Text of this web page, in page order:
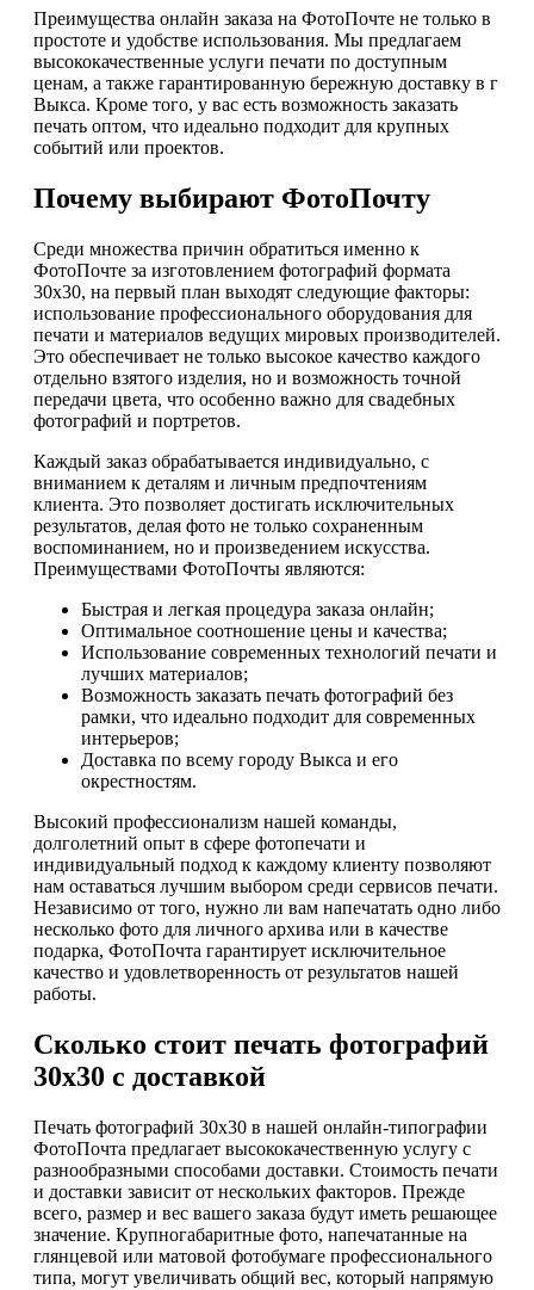
Преимущества онлайн заказа на ФотоПочте не только в
простоте и удобстве использования. Мы предлагаем
высококачественные услуги печати по доступным
ценам, а также гарантированную бережную доставку в г
Выкса. Кроме того, у вас есть возможность заказать
печать оптом, что идеально подходит для крупных
событий или проектов.
Почему выбирают ФотоПочту
Среди множества причин обратиться именно к
ФотоПочте за изготовлением фотографий формата
30х30, на первый план выходят следующие факторы:
использование профессионального оборудования для
печати и материалов ведущих мировых производителей.
Это обеспечивает не только высокое качество каждого
отдельно взятого изделия, но и возможность точной
передачи цвета, что особенно важно для свадебных
фотографий и портретов.
Каждый заказ обрабатывается индивидуально, с
вниманием к деталям и личным предпочтениям
клиента. Это позволяет достигать исключительных
результатов, делая фото не только сохраненным
воспоминанием, но и произведением искусства.
Преимуществами ФотоПочты являются:
Быстрая и легкая процедура заказа онлайн;
Оптимальное соотношение цены и качества;
Использование современных технологий печати и
лучших материалов;
Возможность заказать печать фотографий без
рамки, что идеально подходит для современных
интерьеров;
Доставка по всему городу Выкса и его
окрестностям.
Высокий профессионализм нашей команды,
долголетний опыт в сфере фотопечати и
индивидуальный подход к каждому клиенту позволяют
нам оставаться лучшим выбором среди сервисов печати.
Независимо от того, нужно ли вам напечатать одно либо
несколько фото для личного архива или в качестве
подарка, ФотоПочта гарантирует исключительное
качество и удовлетворенность от результатов нашей
работы.
Сколько стоит печать фотографий
30х30 с доставкой
Печать фотографий 30х30 в нашей онлайн-типографии
ФотоПочта предлагает высококачественную услугу с
разнообразными способами доставки. Стоимость печати
и доставки зависит от нескольких факторов. Прежде
всего, размер и вес вашего заказа будут иметь решающее
значение. Крупногабаритные фото, напечатанные на
глянцевой или матовой фотобумаге профессионального
типа, могут увеличивать общий вес, который напрямую